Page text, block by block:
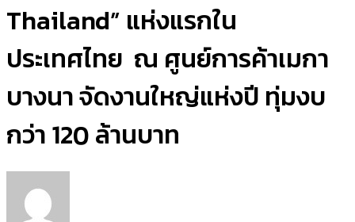
Thailand” แห่งแรกใน
ประเทศไทย ณ ศูนย์การค้าเมกา
บางนา จัดงานใหญ่แห่งปี ทุ่มงบ
กว่า 120 ล้านบาท